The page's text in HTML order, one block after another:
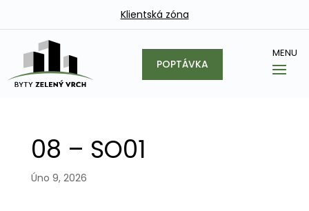
Klientská zóna
POPTÁVKA
08 – SO01
Úno 9, 2026